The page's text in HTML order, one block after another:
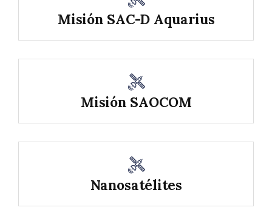
Misión SAC-D Aquarius
Misión SAOCOM
Nanosatélites